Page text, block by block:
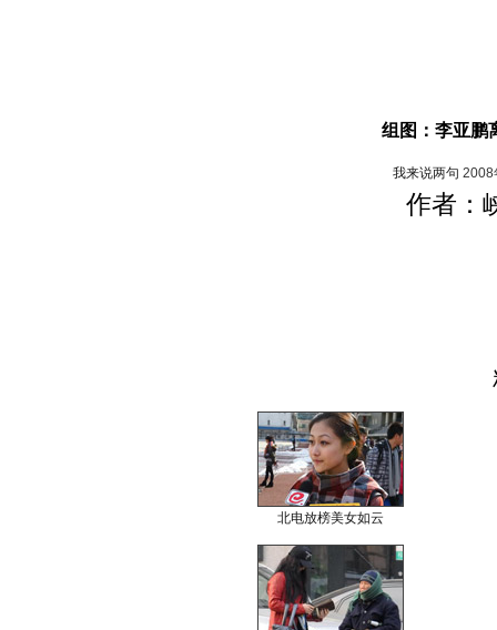
组图：李亚鹏
我来说两句 2008
作者：
北电放榜美女如云